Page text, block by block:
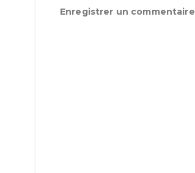
Enregistrer un commentaire